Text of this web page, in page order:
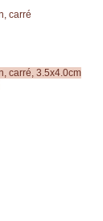
carré
carré, 3.5x4.0cm